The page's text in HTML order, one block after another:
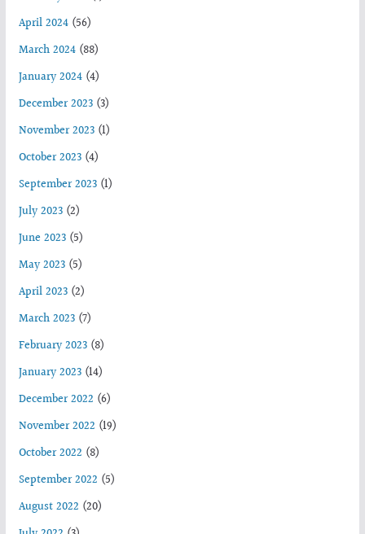
April 2024(56)
March 2024(88)
January 2024(4)
December 2023(3)
November 2023(1)
October 2023(4)
September 2023(1)
July 2023(2)
June 2023(5)
May 2023(5)
April 2023(2)
March 2023(7)
February 2023(8)
January 2023(14)
December 2022 (6)
November 2022 (19)
October 2022 (8)
September 2022 (5)
August 2022 (20)